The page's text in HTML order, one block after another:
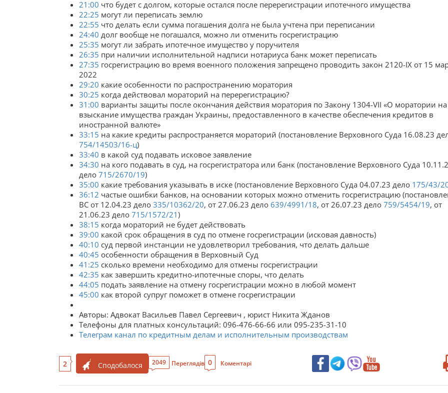
21:00 что будет с долгом, которые остался после перерегистрации ипотечного имущества
22:25 могут ли переписать землю
22:55 что делать если сумма погашения долга не была учтена при переписании
24:40 долг вообще не погашался, можно ли отменить госрегистрацию
25:35 могут ли забрать ипотечное имущество у поручителя
26:35 при наличии исполнительной надписи нотариуса банк может переписать
27:35 госрегистрацию во время военного положения запрещено проводить закон 2120-IX от 15
2022
29:20 какие особенности по распространению моратория
30:25 когда действовал мораторий на перерегистрацию?
31:00 варианты защиты после окончания действия моратория по Закону 1304-VII «О моратории на
взыскание имущества граждан Украины, предоставленного в качестве обеспечения кредитов в
иностранной валюте»
33:15 на какие кредиты распространяется мораторий (постановление Верховного Суда 16.08.23
754/14503/16-ц)
33:40 в какой суд подавать исковое заявление
34:30 на кого подавать в суд, на госрегистратора или банк (постановление Верховного Суда
дело 715/2670/19)
35:00 какие требования указывать в иске (постановление Верховного Суда 04.07.23 дело 175/43/
36:12 частые ошибки банков, на основании которых можно отменить госрегистрацию
ВС от 12.04.23 дело 335/10362/20, от 27.06.23 дело 639/4991/18, от 26.07.23 дело 759/5454/19, от
21.06.23 дело 715/1572/21)
38:15 когда мораторий не будет действовать
39:00 какой срок обращения в суд по отмене госрегистрации (исковая давность)
40:10 суд первой инстанции не удовлетворил требования, что делать дальше
40:45 особенности обращения в Верховный Суд
41:25 сколько времени необходимо для отмены госрегистрации
42:35 как завершить кредитно-ипотечные споры, что делать
44:05 подать заявление на отмену госрегистрации можно в любой момент
45:00 как второй супруг поможет в отмене госрегистрации
Авторы: Адвокат Васильев Павел Сергеевич , юрист Никита Жданов
Телефоны для платных консультаций: 096-476-66-66 или 095-235-31-10
Телеграм канал по кредитным делам и исполнительным производствам
2 Сподобалося 2049 Переглядів 0 Коментарі